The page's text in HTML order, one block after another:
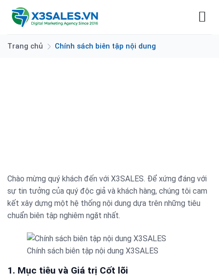
dungTrang chủ Chính sách biên tập nội dung
Chào mừng quý khách đến với X3SALES. Để xứng đáng với
sự tin tưởng của quý độc giả và khách hàng, chúng tôi cam
kết xây dựng một hệ thống nội dung dựa trên những tiêu
chuẩn biên tập nghiêm ngặt nhất.
Chính sách biên tập nội dung X3SALES
1. Mục tiêu và Giá trị Cốt lõi